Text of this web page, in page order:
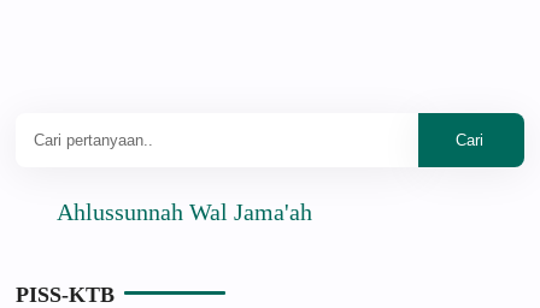
Ahlussunnah Wal Jama'ah
PISS-KTB